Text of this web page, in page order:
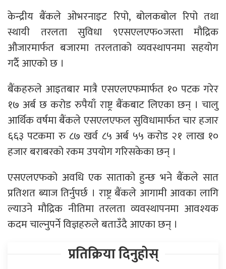
केन्द्रीय बैंकले ओभरनाइट रिपो, बोलकबोल रिपो तथा
स्थायी तरलता सुविधा ९एसएलएफ०जस्ता मौद्रिक
औजारमार्फत बजारमा तरलताको व्यवस्थापनमा सहयोग
गर्दै आएको छ ।
बैंकहरुले आइतबार मात्रै एसएलएफमार्फत १० पटक गरेर
१७ अर्ब छ करोड रुपैयाँ राष्ट्र बैंकबाट लिएका छन् । चालु
आर्थिक वर्षमा बैंकले एसएलएफल सुविधामार्फत चार हजार
६६३ पटकमा रु ८७ खर्व ८५ अर्ब ५५ करोड २१ लाख १०
हजार बराबरको रकम उपयोग गरिसकेका छन् ।
एसएलएफको अवधि एक साताको हुन्छ भने बैंकले सात
प्रतिशत ब्याज तिर्नुपर्छ । राष्ट्र बैंकले आगामी आवका लागि
ल्याउने मौद्रिक नीतिमा तरलता व्यवस्थापनमा आवश्यक
कदम चाल्नुपर्ने विज्ञहरुले बताउँदै आएका छन् ।
प्रतिक्रिया दिनुहोस्